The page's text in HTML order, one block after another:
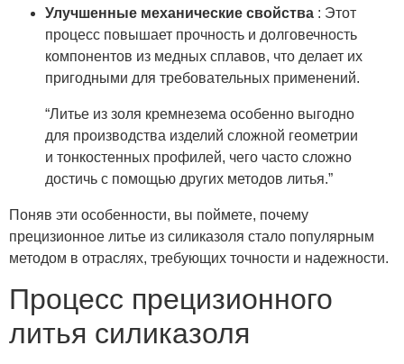
Улучшенные механические свойства : Этот
процесс повышает прочность и долговечность
компонентов из медных сплавов, что делает их
пригодными для требовательных применений.
“Литье из золя кремнезема особенно выгодно
для производства изделий сложной геометрии
и тонкостенных профилей, чего часто сложно
достичь с помощью других методов литья.”
Поняв эти особенности, вы поймете, почему
прецизионное литье из силиказоля стало популярным
методом в отраслях, требующих точности и надежности.
Процесс прецизионного
литья силиказоля